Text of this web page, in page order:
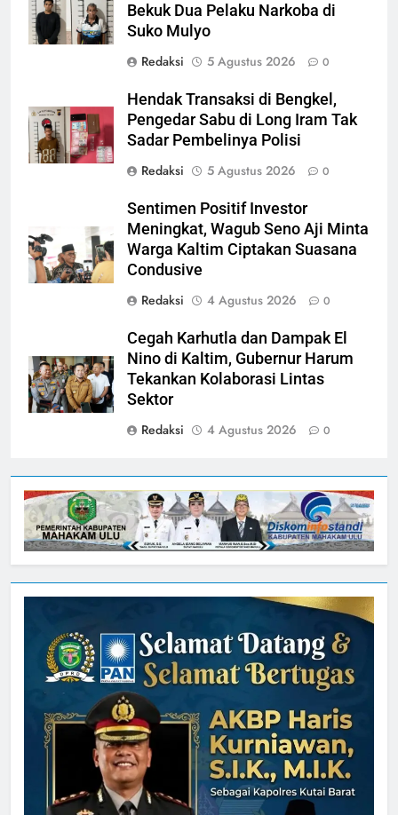
Bekuk Dua Pelaku Narkoba di
Suko Mulyo
Redaksi
5 Agustus 2026 0
Hendak Transaksi di Bengkel,
Pengedar Sabu di Long Iram Tak
Sadar Pembelinya Polisi
Redaksi
5 Agustus 2026 0
Sentimen Positif Investor
Meningkat, Wagub Seno Aji Minta
Warga Kaltim Ciptakan Suasana
Condusive
Redaksi
4 Agustus 2026 0
Cegah Karhutla dan Dampak El
Nino di Kaltim, Gubernur Harum
Tekankan Kolaborasi Lintas
Sektor
Redaksi
4 Agustus 2026 0